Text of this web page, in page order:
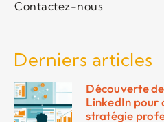
Contactez-nous
Derniers articles
Découverte
LinkedIn pour
stratégie